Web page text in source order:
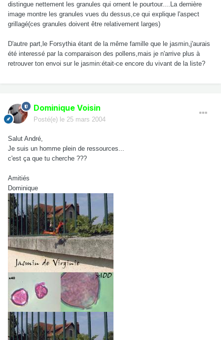
distingue nettement les granules qui ornent le pourtour....La dernière
image montre les granules vues du dessus,ce qui explique l'aspect
grillagé(ces granules doivent être relativement larges)
D'autre part,le Forsythia étant de la même famille que le jasmin,j'aurais
été interessé par la comparaison des pollens,mais je n'arrive plus à
retrouver ton envoi sur le jasmin:était-ce encore du vivant de la liste?
Dominique Voisin
Posté(e) le 25 mars 2004
Salut André,
Je suis un homme plein de ressources...
c'est ça que tu cherche ???
Amitiés
Dominique